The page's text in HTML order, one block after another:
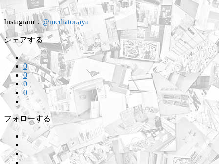
Instagram：@mediator.aya
シェアする
0
0
0
0
フォローする